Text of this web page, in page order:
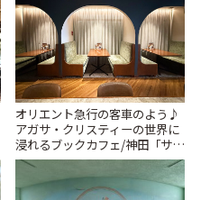
オリエント急行の客車のよう♪
アガサ・クリスティーの世界に
浸れるブックカフェ/神田「サロ
ンクリスティ」 | ことりっぷ